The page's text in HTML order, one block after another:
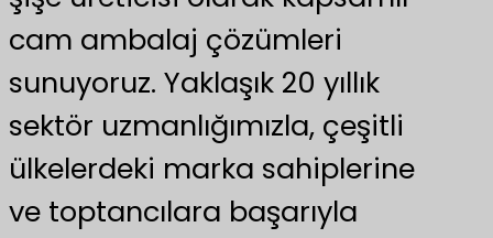
cam ambalaj çözümleri
sunuyoruz. Yaklaşık 20 yıllık
sektör uzmanlığımızla, çeşitli
ülkelerdeki marka sahiplerine
ve toptancılara başarıyla